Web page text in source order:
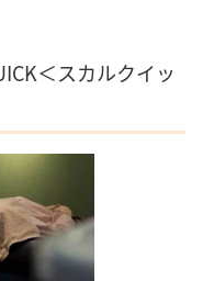
＜スカルクイッ